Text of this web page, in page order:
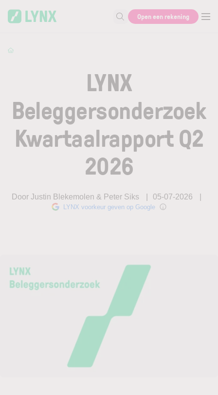
Zoek naar informatie
Open een rekening
LYNX
Beleggersonderzoek
Kwartaalrapport Q2
2026
Door Justin Blekemolen & Peter Siks 05-07-2026
LYNX voorkeur geven op Google